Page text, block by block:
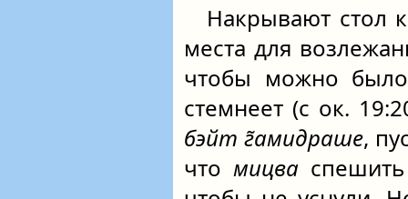
Накрывают стол
места для
чтобы можно было
стемнеет (с ок.
бэйт г̃амидраше,
чтомицва